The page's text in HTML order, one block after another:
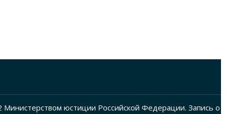
юстиции Российской Федерации. Запись о